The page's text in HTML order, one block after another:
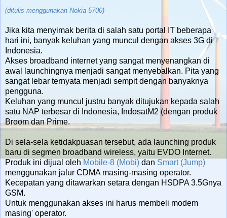
(ditulis menggunakan Nokia 5700)
Jika kita menyimak berita di salah satu portal IT beberapa
hari ini, banyak keluhan yang muncul dengan akses 3G di
Indonesia.
Akses broadband internet yang sangat menyenangkan di
awal launchingnya menjadi sangat menyebalkan. Pita yang
sangat lebar ternyata menjadi sempit dengan banyaknya
pengguna.
Keluhan yang muncul justru banyak ditujukan kepada salah
satu NAP terbesar di Indonesia, IndosatM2 (dengan produk
Broom dan Prime.
Di sela-sela ketidakpuasan tersebut, ada launching produk
baru di segmen broadband wireless, yaitu EVDO Internet.
Produk ini dijual oleh Mobile-8 (Mobi) dan Smart (Jump)
menggunakan jalur CDMA masing-masing operator.
Kecepatan yang ditawarkan setara dengan HSDPA 3.5Gnya
GSM.
Untuk menggunakan akses ini harus membeli modem
masing' operator.